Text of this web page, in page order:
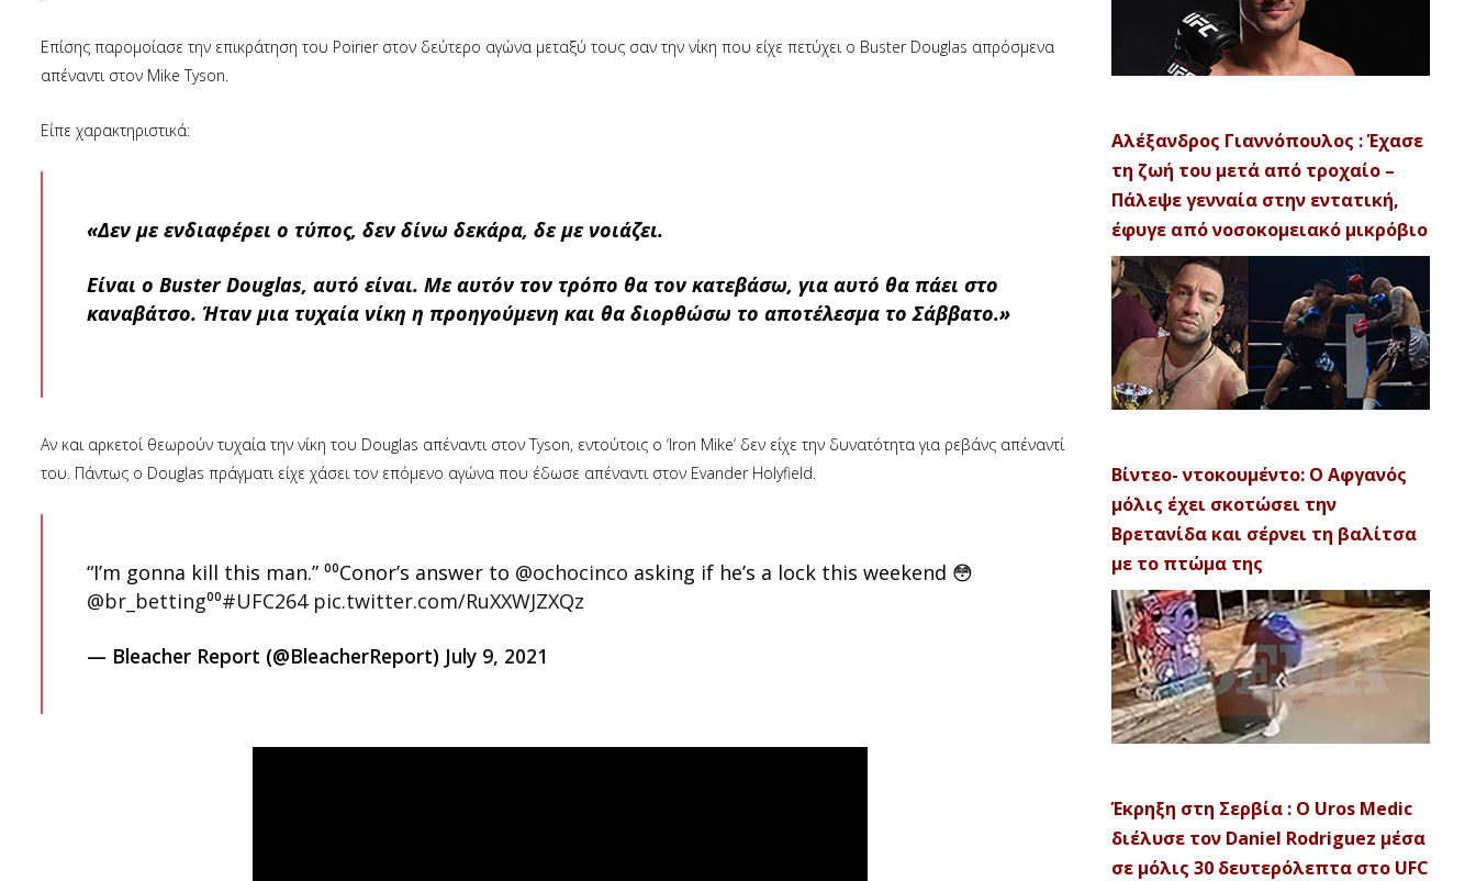
Επίσης παρομοίασε την επικράτηση του Poirier στον δεύτερο αγώνα μεταξύ τους σαν την νίκη που είχε πετύχει ο Buster Douglas απρόσμενα
απέναντι στον Mike Tyson.
Είπε χαρακτηριστικά:
«Δεν με ενδιαφέρει ο τύπος, δεν δίνω δεκάρα, δε με νοιάζει.
Είναι ο Buster Douglas, αυτό είναι. Με αυτόν τον τρόπο θα τον κατεβάσω, για αυτό θα πάει στο
καναβάτσο. Ήταν μια τυχαία νίκη η προηγούμενη και θα διορθώσω το αποτέλεσμα το Σάββατο.»
Αν και αρκετοί θεωρούν τυχαία την νίκη του Douglas απέναντι στον Tyson, εντούτοις ο ‘Iron Mike’ δεν είχε την δυνατότητα για ρεβάνς απέναντί
του. Πάντως ο Douglas πράγματι είχε χάσει τον επόμενο αγώνα που έδωσε απέναντι στον Evander Holyfield.
“I’m gonna kill this man.” ⁰⁰Conor’s answer to @ochocinco asking if he’s a lock this weekend 😳
@br_betting⁰⁰#UFC264 pic.twitter.com/RuXXWJZXQz
— Bleacher Report (@BleacherReport) July 9, 2021
Αλέξανδρος Γιαννόπουλος : Έχασε
τη ζωή του μετά από τροχαίο –
Πάλεψε γενναία στην εντατική,
έφυγε από νοσοκομειακό μικρόβιο
Βίντεο- ντοκουμέντο: Ο Αφγανός
μόλις έχει σκοτώσει την
Βρετανίδα και σέρνει τη βαλίτσα
με το πτώμα της
Έκρηξη στη Σερβία : Ο Uros Medic
διέλυσε τον Daniel Rodriguez μέσα
σε μόλις 30 δευτερόλεπτα στο UFC